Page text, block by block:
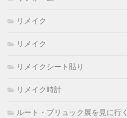
リメイク
リメイク
リメイクシート貼り
リメイク時計
ルート・ブリュック展を見に行く